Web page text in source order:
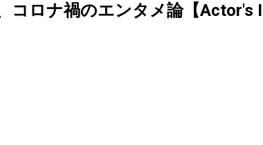
コロナ禍のエンタメ論【Actor's